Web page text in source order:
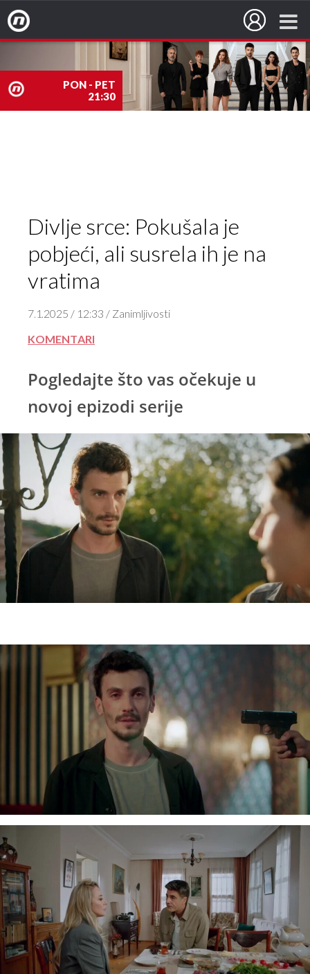
PON - PET
21:30
Nova TV
Divlje srce: Pokušala je
pobjeći, ali susrela ih je na
vratima
7.1.2025 / 12:33 / Zanimljivosti
KOMENTARI
Pogledajte što vas očekuje u
novoj epizodi serije